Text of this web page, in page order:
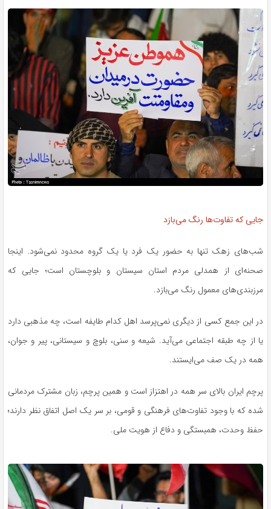
جایی که تفاوت‌ها رنگ می‌بازد
شب‌های زهک تنها به حضور یک فرد یا یک گروه محدود نمی‌شود. اینجا
صحنه‌ای از همدلی مردم استان سیستان و بلوچستان است؛ جایی که
مرزبندی‌های معمول رنگ می‌بازد.
در این جمع کسی از دیگری نمی‌پرسد اهل کدام طایفه است، چه مذهبی دارد
یا از چه طبقه اجتماعی می‌آید. شیعه و سنی، بلوچ و سیستانی، پیر و جوان،
همه در یک صف می‌ایستند.
پرچم ایران بالای سر همه در اهتزاز است و همین پرچم، زبان مشترک مردمانی
شده که با وجود تفاوت‌های فرهنگی و قومی، بر سر یک اصل اتفاق نظر دارند؛
حفظ وحدت، همبستگی و دفاع از هویت ملی.